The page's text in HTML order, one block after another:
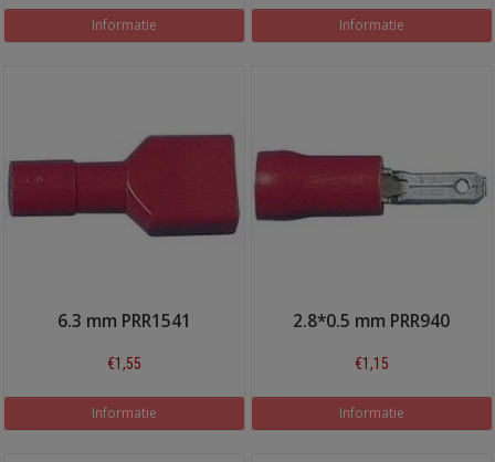
Informatie Informatie
6.3 mm PRR1541
€1,55
Informatie
2.8*0.5 mm PRR940
€1,15
Informatie